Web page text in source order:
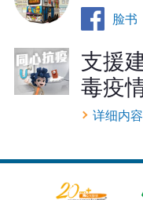
脸书
支援
毒疫
详细内容